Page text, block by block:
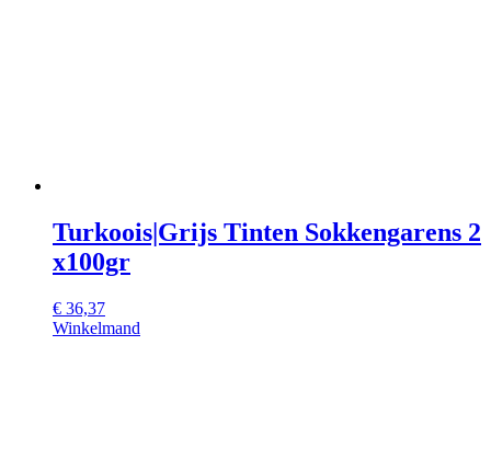
Turkoois|Grijs Tinten Sokkengarens 2
x100gr
€ 36,37
Winkelmand